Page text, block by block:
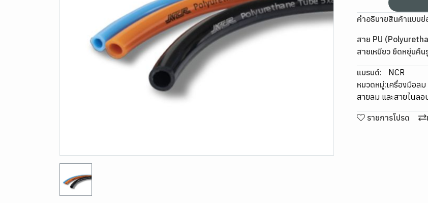
คำอธิบายสินค้าแบบย่
สาย PU
สายเหนียว ยืดหยุ่นคื
แบรนด์:
NCR
หมวดหมู่:เครื่องมือลม
สายลม และสายไนลอ
รายการโปรด